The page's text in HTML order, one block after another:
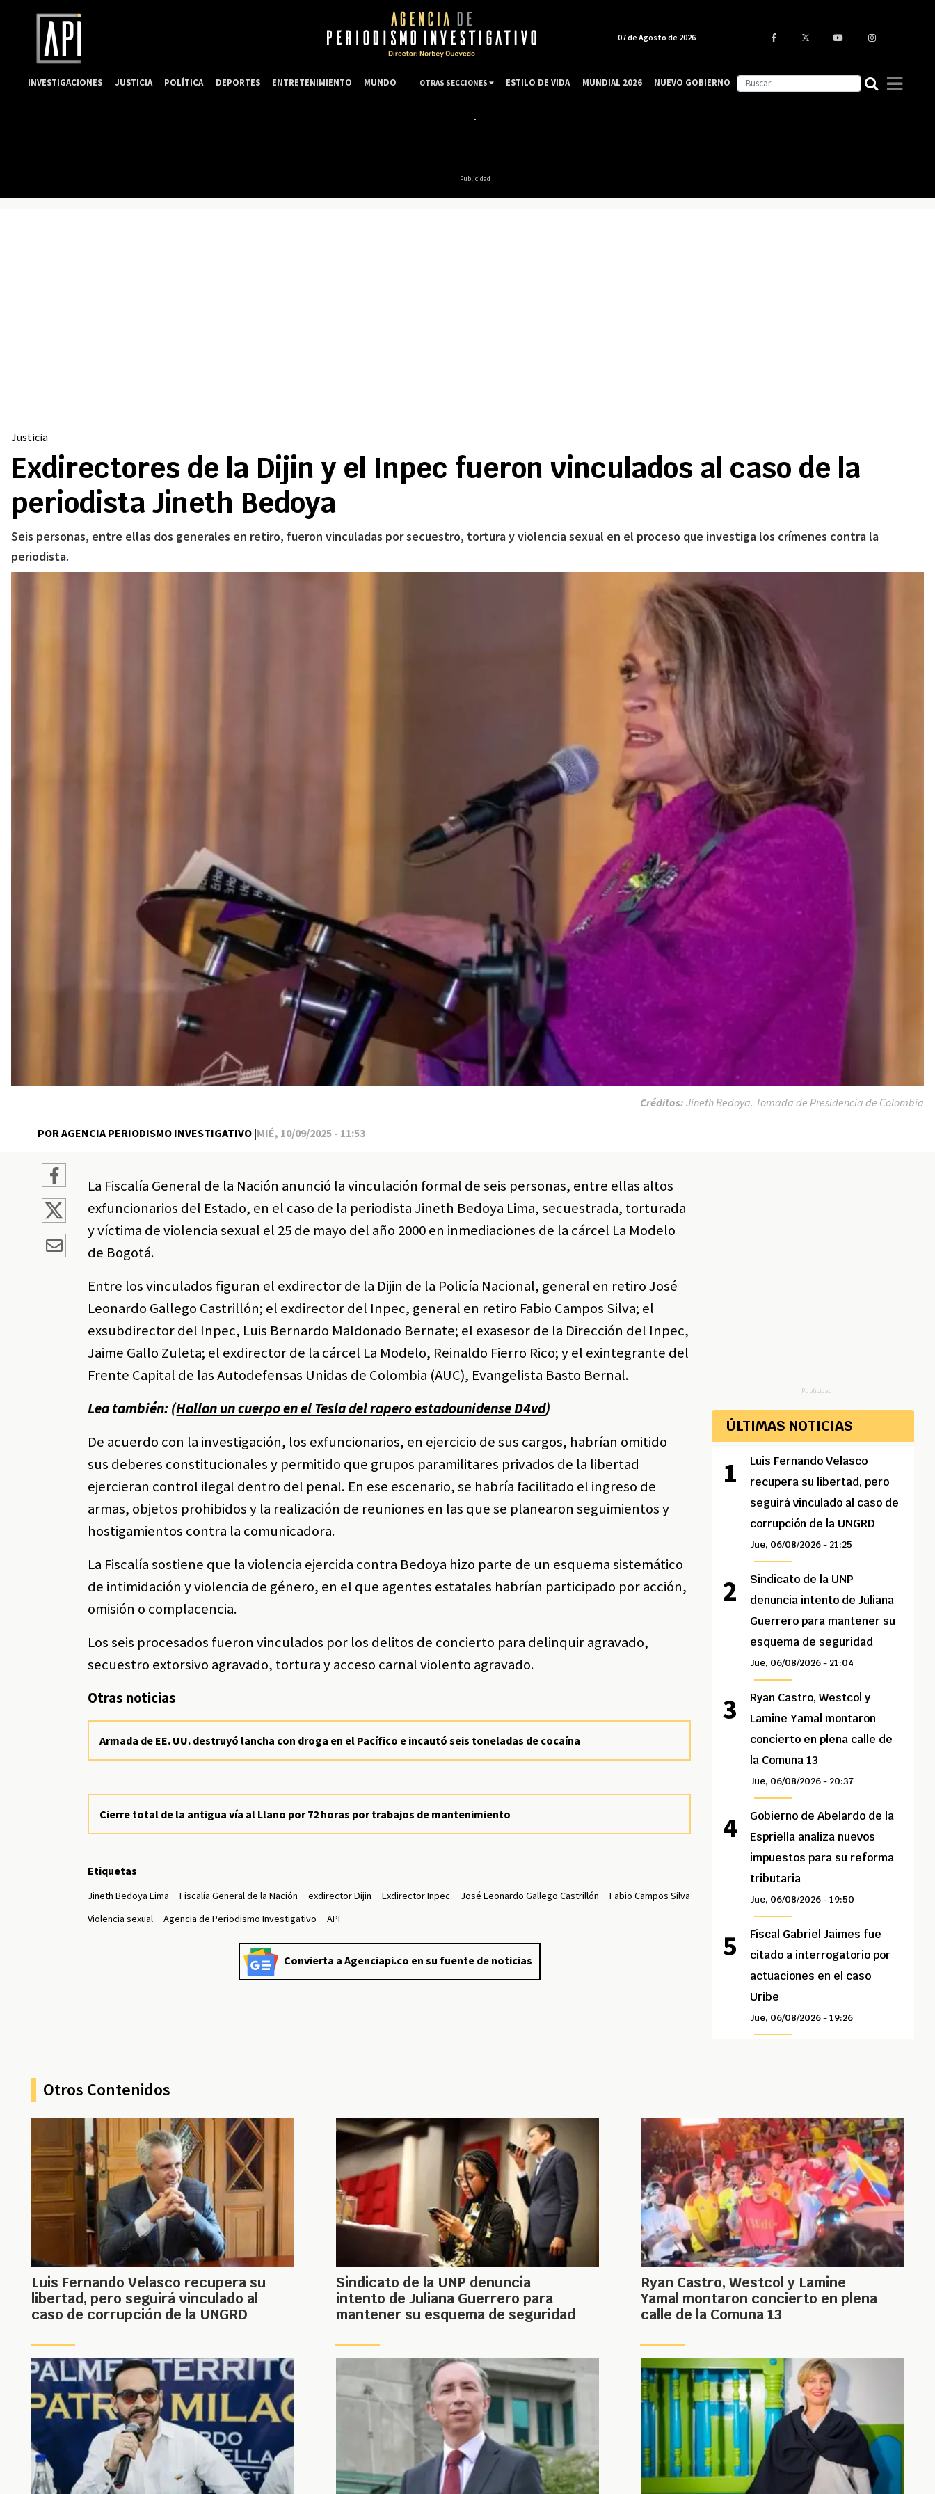
Publicidad
Justicia
Exdirectores de la Dijin y el Inpec fueron vinculados al caso de la
periodista Jineth Bedoya
Seis personas, entre ellas dos generales en retiro, fueron vinculadas por secuestro, tortura y violencia sexual en el proceso que investiga los crímenes contra la
periodista.
POR AGENCIA PERIODISMO INVESTIGATIVO |MIÉ, 10/09/2025 - 11:53
Créditos: Jineth Bedoya. Tomada de Presidencia de Colombia
La Fiscalía General de la Nación anunció la vinculación formal de seis personas, entre ellas altos
exfuncionarios del Estado, en el caso de la periodista Jineth Bedoya Lima, secuestrada, torturada
y víctima de violencia sexual el 25 de mayo del año 2000 en inmediaciones de la cárcel La Modelo
de Bogotá.
Entre los vinculados figuran el exdirector de la Dijin de la Policía Nacional, general en retiro José
Leonardo Gallego Castrillón; el exdirector del Inpec, general en retiro Fabio Campos Silva; el
exsubdirector del Inpec, Luis Bernardo Maldonado Bernate; el exasesor de la Dirección del Inpec,
Jaime Gallo Zuleta; el exdirector de la cárcel La Modelo, Reinaldo Fierro Rico; y el exintegrante del
Frente Capital de las Autodefensas Unidas de Colombia (AUC), Evangelista Basto Bernal.
Lea también: (Hallan un cuerpo en el Tesla del rapero estadounidense D4vd)
De acuerdo con la investigación, los exfuncionarios, en ejercicio de sus cargos, habrían omitido
sus deberes constitucionales y permitido que grupos paramilitares privados de la libertad
ejercieran control ilegal dentro del penal. En ese escenario, se habría facilitado el ingreso de
armas, objetos prohibidos y la realización de reuniones en las que se planearon seguimientos y
hostigamientos contra la comunicadora.
La Fiscalía sostiene que la violencia ejercida contra Bedoya hizo parte de un esquema sistemático
de intimidación y violencia de género, en el que agentes estatales habrían participado por acción,
omisión o complacencia.
Los seis procesados fueron vinculados por los delitos de concierto para delinquir agravado,
secuestro extorsivo agravado, tortura y acceso carnal violento agravado.
Otras noticias
Armada de EE. UU. destruyó lancha con droga en el Pacífico e incautó seis toneladas de cocaína
Cierre total de la antigua vía al Llano por 72 horas por trabajos de mantenimiento
Etiquetas
Jineth Bedoya Lima Fiscalía General de la Nación exdirector Dijin Exdirector Inpec José Leonardo Gallego Castrillón
Fabio Campos Silva
Violencia sexual
Agencia de Periodismo Investigativo API
Convierta a Agenciapi.co en su fuente de noticias
Publicidad
ÚLTIMAS NOTICIAS
Luis Fernando Velasco
recupera su libertad, pero
seguirá vinculado al caso de
corrupción de la UNGRD
Jue, 06/08/2026 - 21:25
Sindicato de la UNP
denuncia intento de Juliana
Guerrero para mantener su
esquema de seguridad
Jue, 06/08/2026 - 21:04
Ryan Castro, Westcol y
Lamine Yamal montaron
concierto en plena calle de
la Comuna 13
Jue, 06/08/2026 - 20:37
Gobierno de Abelardo de la
Espriella analiza nuevos
impuestos para su reforma
tributaria
Jue, 06/08/2026 - 19:50
Fiscal Gabriel Jaimes fue
citado a interrogatorio por
actuaciones en el caso
Uribe
Jue, 06/08/2026 - 19:26
Otros Contenidos
Luis Fernando Velasco recupera su
libertad, pero seguirá vinculado al
caso de corrupción de la UNGRD
Sindicato de la UNP denuncia
intento de Juliana Guerrero para
mantener su esquema de seguridad
Ryan Castro, Westcol y Lamine
Yamal montaron concierto en plena
calle de la Comuna 13
07 de Agosto de 2026
INVESTIGACIONES JUSTICIA POLÍTICA DEPORTES ENTRETENIMIENTO MUNDO OTRAS SECCIONES ESTILO DE VIDA MUNDIAL 2026 NUEVO GOBIERNO